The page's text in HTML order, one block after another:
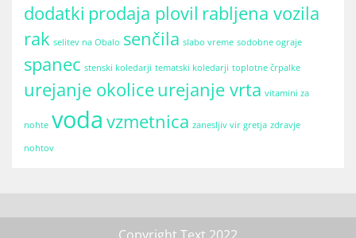
dodatki prodaja plovil rabljena vozila
rak selitev na Obalo senčila slabo vreme sodobne ograje
spanec stenski koledarji tematski koledarji toplotne črpalke
urejanje okoliceurejanje vrta vitamini za
nohte voda vzmetnica zanesljiv vir gretja zdravje
nohtov